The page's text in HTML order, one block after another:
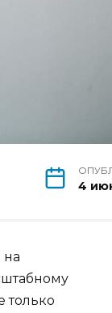
4
только